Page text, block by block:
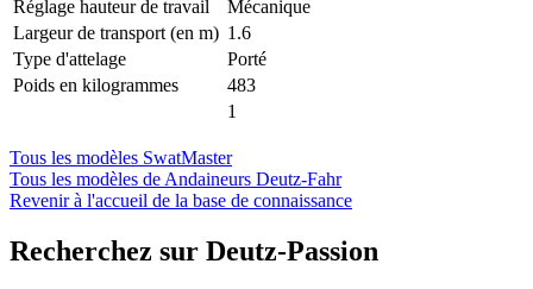
Réglage hauteur de travail
Mécanique
Largeur de transport (en m) 1.6
Type d'attelage
Porté
Poids en kilogrammes
483
1
Tous les modèles SwatMaster
Tous les modèles de Andaineurs Deutz-Fahr
Revenir à l'accueil de la base de connaissance
Recherchez sur Deutz-Passion